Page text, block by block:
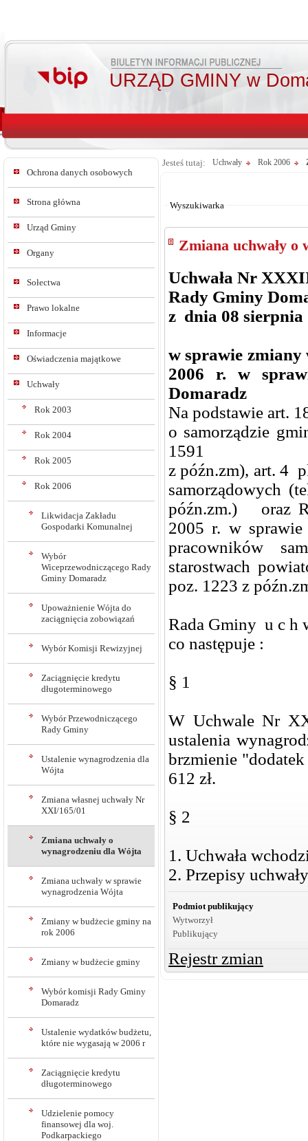
URZĄD GMINY w
Ochrona danych osobowych
Strona główna
Urząd Gminy
Organy
Sołectwa
Prawo lokalne
Informacje
Oświadczenia majątkowe
Uchwały
Rok 2003
Rok 2004
Rok 2005
Rok 2006
Likwidacja Zakładu
Gospodarki Komunalnej
Wybór
Wiceprzewodniczącego Rady
Gminy Domaradz
Upoważnienie Wójta do
zaciągnięcia zobowiązań
Wybór Komisji Rewizyjnej
Zaciągnięcie kredytu
długoterminowego
Wybór Przewodniczącego
Rady Gminy
Ustalenie wynagrodzenia dla
Wójta
Zmiana własnej uchwały Nr
XXI/165/01
Zmiana uchwały o
wynagrodzeniu dla Wójta
Zmiana uchwały w sprawie
wynagrodzenia Wójta
Zmiany w budżecie gminy na
rok 2006
Zmiany w budżecie gminy
Wybór komisji Rady Gminy
Domaradz
Ustalenie wydatków budżetu,
które nie wygasają w 2006 r
Zaciągnięcie kredytu
długoterminowego
Udzielenie pomocy
finansowej dla woj.
Podkarpackiego
Jesteś tutaj: Uchwały Rok 2006
Wyszukiwarka
Zmiana uchwały o
Uchwała Nr
Rady Gminy
z dnia 08 sierpnia
w sprawie zmiany
2006 r. w
Domaradz
Na podstawie art.
o samorządzie
1591
z późn.zm), art. 4
samorządowych
późn.zm.) oraz
2005 r. w sprawie
pracowników
starostwach
poz. 1223 z
Rada Gminy u c h
co następuje :
§ 1
W Uchwale Nr
ustalenia
brzmienie
612 zł.
§ 2
1. Uchwała
2. Przepisy
Podmiot publikujący
Wytworzył
Publikujący
Rejestr zmian